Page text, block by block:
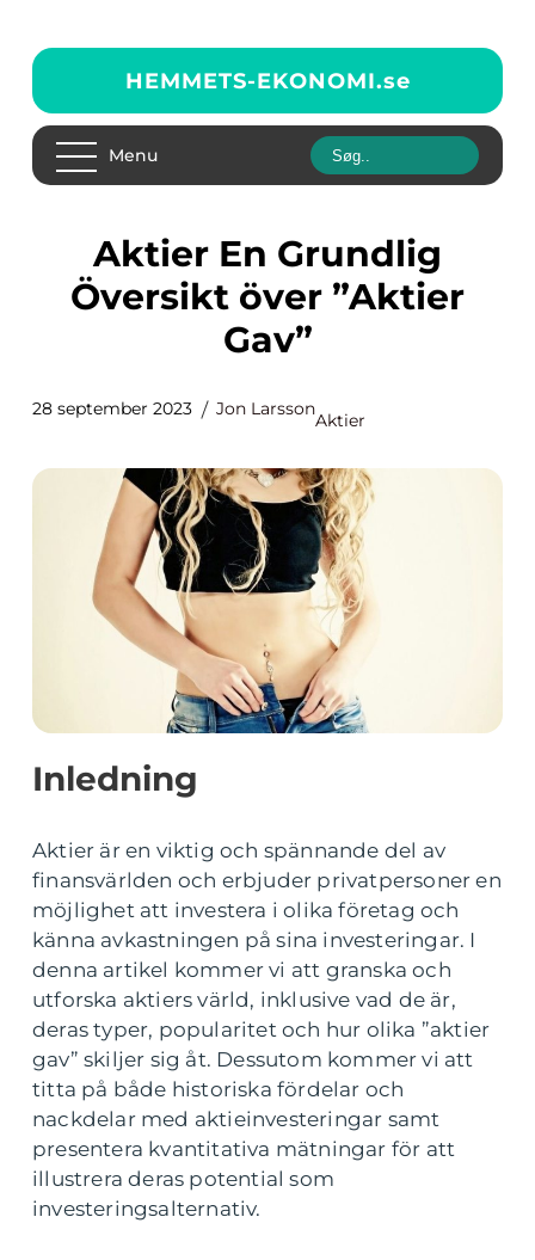
HEMMETS-EKONOMI.se
Menu
Aktier En Grundlig
Översikt över ”Aktier
Gav”
28 september 2023 Jon Larsson
Aktier
Inledning
Aktier är en viktig och spännande del av
finansvärlden och erbjuder privatpersoner en
möjlighet att investera i olika företag och
känna avkastningen på sina investeringar. I
denna artikel kommer vi att granska och
utforska aktiers värld, inklusive vad de är,
deras typer, popularitet och hur olika ”aktier
gav” skiljer sig åt. Dessutom kommer vi att
titta på både historiska fördelar och
nackdelar med aktieinvesteringar samt
presentera kvantitativa mätningar för att
illustrera deras potential som
investeringsalternativ.